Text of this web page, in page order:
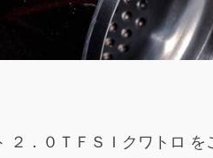
２．０ＴＦＳＩクワトロ を